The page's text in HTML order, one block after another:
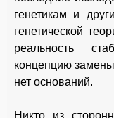
генетикам и
генетической
реальность
концепцию
нет оснований.
Никто из